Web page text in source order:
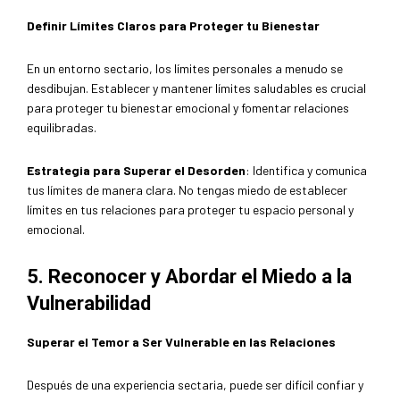
Definir Límites Claros para Proteger tu Bienestar
En un entorno sectario, los límites personales a menudo se
desdibujan. Establecer y mantener límites saludables es crucial
para proteger tu bienestar emocional y fomentar relaciones
equilibradas.
Estrategia para Superar el Desorden: Identifica y comunica
tus límites de manera clara. No tengas miedo de establecer
límites en tus relaciones para proteger tu espacio personal y
emocional.
5. Reconocer y Abordar el Miedo a la
Vulnerabilidad
Superar el Temor a Ser Vulnerable en las Relaciones
Después de una experiencia sectaria, puede ser difícil confiar y